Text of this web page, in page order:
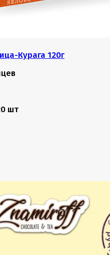
Курага 120г
шт